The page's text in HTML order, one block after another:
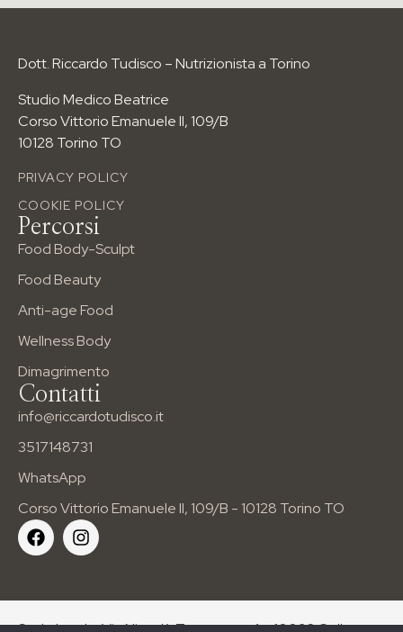
Dott. Riccardo Tudisco – Nutrizionista a Torino
Studio Medico Beatrice
Corso Vittorio Emanuele II, 109/B
10128 Torino TO
PRIVACY POLICY
COOKIE POLICY
Percorsi
Food Body-Sculpt
Food Beauty
Anti-age Food
Wellness Body
Dimagrimento
Contatti
info@riccardotudisco.it
3517148731
WhatsApp
Corso Vittorio Emanuele II, 109/B - 10128 Torino TO
Food Boody Sculp
Food Beauty
Wellness Body
Dimagrimento
I PERCORSI NUTRIZIONALI
Per età
Per esigenze
Per sport
info@riccardotudisco.it
Corso Vittorio Emanuele II, 109/B
Contatti